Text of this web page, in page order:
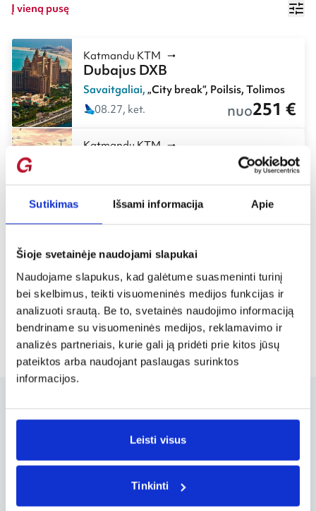
Sutikimas Išsami informacija Apie
Šioje svetainėje naudojami slapukai
Naudojame slapukus, kad galėtume suasmeninti turinį
bei skelbimus, teikti visuomeninės medijos funkcijas ir
analizuoti srautą. Be to, svetainės naudojimo informaciją
bendriname su visuomeninės medijos, reklamavimo ir
analizės partneriais, kurie gali ją pridėti prie kitos jūsų
pateiktos arba naudojant paslaugas surinktos
informacijos.
Leisti visus
Tinkinti
Į vieną pusę
Katmandu KTM
Dubajus DXB
Savaitgaliai, „City break“, Poilsis, Tolimos
08.27, ket.
nuo251 €
Katmandu KTM
10.17, šeš.
nuo338 €
Vilnius VNO
Savaitgaliai , „City break“ Pažintinės
Istorija
02.28, sek.
nuo651 €
Užsakymų valdymas
Užsakymo keitimas, atšaukimas ir